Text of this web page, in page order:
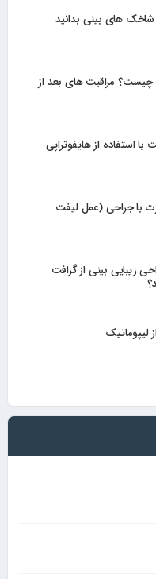
شاخک های بینی بدانید
چیست؟ مراقبت های بعد از
استفاده از هایفوتراپی
با جراحی (عمل لیفت
زیبایی بینی از گرافت
لیپوماتیک